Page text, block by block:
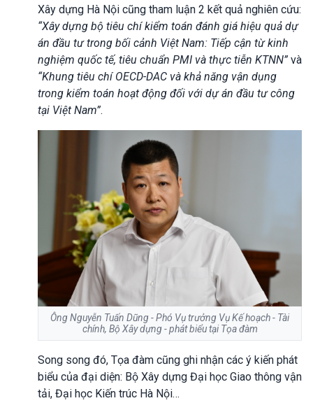
Xây dựng Hà Nội cũng tham luận 2 kết quả nghiên cứu:
“Xây dựng bộ tiêu chí kiểm toán đánh giá hiệu quả dự
án đầu tư trong bối cảnh Việt Nam: Tiếp cận từ kinh
nghiệm quốc tế, tiêu chuẩn PMI và thực tiễn KTNN” và
“Khung tiêu chí OECD-DAC và khả năng vận dụng
trong kiểm toán hoạt động đối với dự án đầu tư công
tại Việt Nam”.
Ông Nguyễn Tuấn Dũng - Phó Vụ trưởng Vụ Kế hoạch - Tài
chính, Bộ Xây dựng - phát biểu tại Tọa đàm
Song song đó, Tọa đàm cũng ghi nhận các ý kiến phát
biểu của đại diện: Bộ Xây dựng Đại học Giao thông vận
tải, Đại học Kiến trúc Hà Nội…